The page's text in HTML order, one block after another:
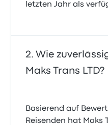
letzten Jahr als
Wie
Maks Trans LTD?
Basierend auf
Reisenden hat Maks